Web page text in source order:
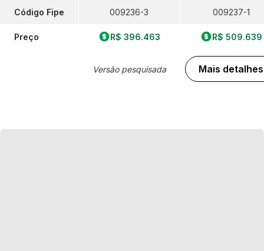
Código Fipe
Preço
009236-3
R$ 396.463
Versão pesquisada
009237-1
R$ 509.639
Mais detalhes